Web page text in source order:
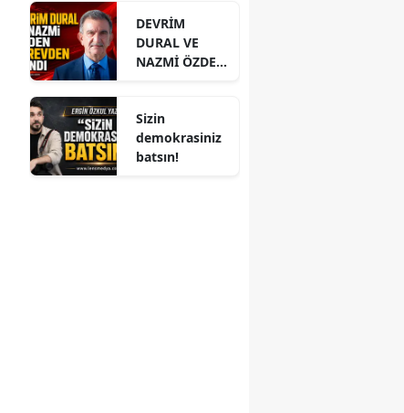
DEVRİM
DURAL VE
NAZMİ ÖZDEN
Sizin
demokrasiniz
batsın!